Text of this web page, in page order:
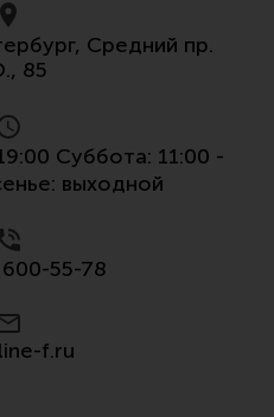
Средний пр.
85
Суббота: 11:00 -
выходной
55-78
f.ru